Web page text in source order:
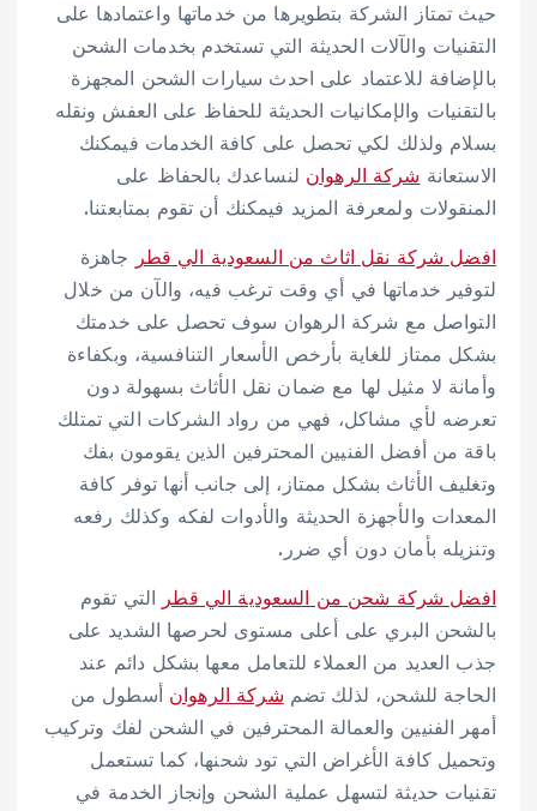
حيث تمتاز الشركة بتطويرها من خدماتها واعتمادها على
التقنيات والآلات الحديثة التي تستخدم بخدمات الشحن
بالإضافة للاعتماد على احدث سيارات الشحن المجهزة
بالتقنيات والإمكانيات الحديثة للحفاظ على العفش ونقله
بسلام ولذلك لكي تحصل على كافة الخدمات فيمكنك
الاستعانة شركة الرهوان لنساعدك بالحفاظ على
المنقولات ولمعرفة المزيد فيمكنك أن تقوم بمتابعتنا.
افضل شركة نقل اثاث من السعودية الي قطر جاهزة
لتوفير خدماتها في أي وقت ترغب فيه، والآن من خلال
التواصل مع شركة الرهوان سوف تحصل على خدمتك
بشكل ممتاز للغاية بأرخص الأسعار التنافسية، وبكفاءة
وأمانة لا مثيل لها مع ضمان نقل الأثاث بسهولة دون
تعرضه لأي مشاكل، فهي من رواد الشركات التي تمتلك
باقة من أفضل الفنيين المحترفين الذين يقومون بفك
وتغليف الأثاث بشكل ممتاز، إلى جانب أنها توفر كافة
المعدات والأجهزة الحديثة والأدوات لفكه وكذلك رفعه
وتنزيله بأمان دون أي ضرر.
افضل شركة شحن من السعودية الي قطر التي تقوم
بالشحن البري على أعلى مستوى لحرصها الشديد على
جذب العديد من العملاء للتعامل معها بشكل دائم عند
الحاجة للشحن، لذلك تضم شركة الرهوان أسطول من
أمهر الفنيين والعمالة المحترفين في الشحن لفك وتركيب
وتحميل كافة الأغراض التي تود شحنها، كما تستعمل
تقنيات حديثة لتسهل عملية الشحن وإنجاز الخدمة في